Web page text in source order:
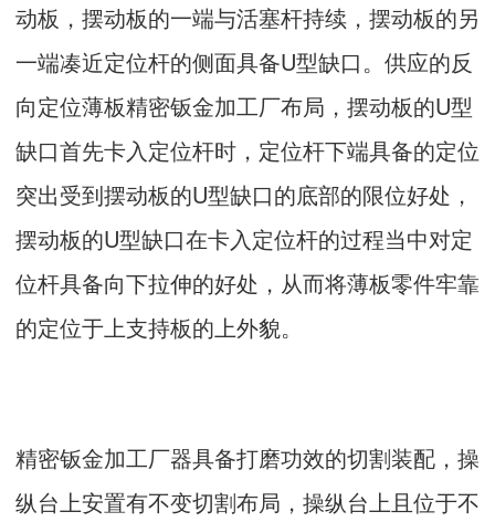
动板，摆动板的一端与活塞杆持续，摆动板的另
一端凑近定位杆的侧面具备U型缺口。供应的反
向定位薄板精密钣金加工厂布局，摆动板的U型
缺口首先卡入定位杆时，定位杆下端具备的定位
突出受到摆动板的U型缺口的底部的限位好处，
摆动板的U型缺口在卡入定位杆的过程当中对定
位杆具备向下拉伸的好处，从而将薄板零件牢靠
的定位于上支持板的上外貌。
精密钣金加工厂器具备打磨功效的切割装配，操
纵台上安置有不变切割布局，操纵台上且位于不